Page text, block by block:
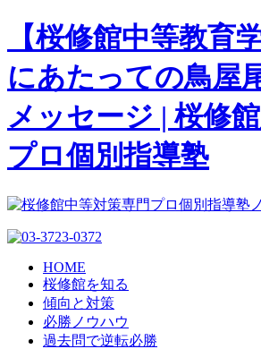
【桜修館中等教育
にあたっての鳥屋
メッセージ | 桜修
プロ個別指導塾
HOME
桜修館を知る
傾向と対策
必勝ノウハウ
過去問で逆転必勝